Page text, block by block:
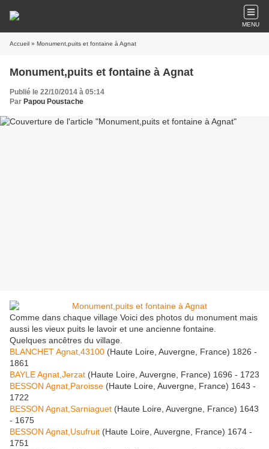
MENU
Accueil » Monument,puits et fontaine à Agnat
Monument,puits et fontaine à Agnat
Publié le 22/10/2014 à 05:14
Par Papou Poustache
Comme dans chaque village Voici des photos du monument mais
aussi les vieux puits le lavoir et une ancienne fontaine.
Quelques ancêtres du village.
BLANCHET Agnat,43100 (Haute Loire, Auvergne, France) 1826 -
1861
BAYLE Agnat,Jerzat (Haute Loire, Auvergne, France) 1696 - 1723
BESSON Agnat,Paroisse (Haute Loire, Auvergne, France) 1643 -
1722
BESSON Agnat,Sarniaguet (Haute Loire, Auvergne, France) 1643
- 1675
BESSON Agnat,Usufruit (Haute Loire, Auvergne, France) 1674 -
1751